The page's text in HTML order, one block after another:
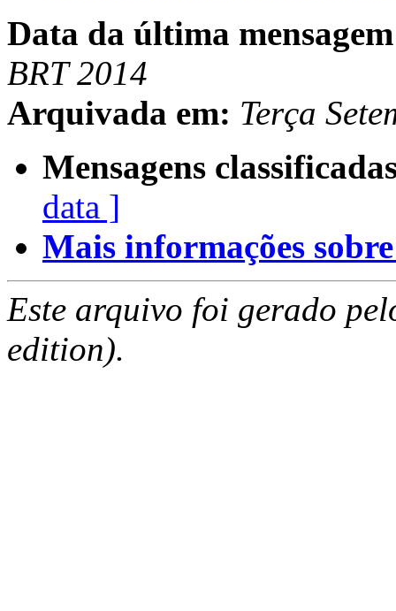
Data da última
BRT 2014
Arquivada em: Terça
Mensagens
data ]
Mais informações
Este arquivo foi gerado
edition).